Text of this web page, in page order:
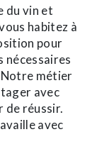
du vin et
habitez à
pour
nécessaires
métier
avec
de réussir.
avec